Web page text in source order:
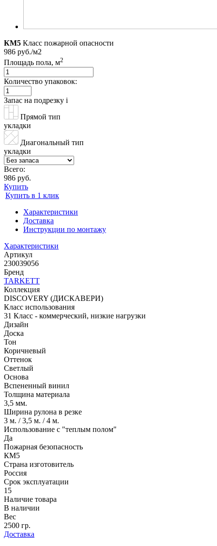
КМ5 Класс пожарной опасности
986 руб./м2
Площадь пола, м2
Количество упаковок:
Запас на подрезку i
Прямой тип
укладки
Диагональный тип
укладки
Всего:
986 руб.
Купить
Купить в 1 клик
Характеристики
Доставка
Инструкции по монтажу
Характеристики
Артикул
230039056
Бренд
TARKETT
Коллекция
DISCOVERY (ДИСКАВЕРИ)
Класс использования
31 Класс - коммерческий, низкие нагрузки
Дизайн
Доска
Тон
Коричневый
Оттенок
Светлый
Основа
Вспененный винил
Толщина материала
3,5 мм.
Ширина рулона в резке
3 м. / 3,5 м. / 4 м.
Использование с "теплым полом"
Да
Пожарная безопасность
КМ5
Страна изготовитель
Россия
Срок эксплуатации
15
Наличие товара
В наличии
Вес
2500 гр.
Доставка